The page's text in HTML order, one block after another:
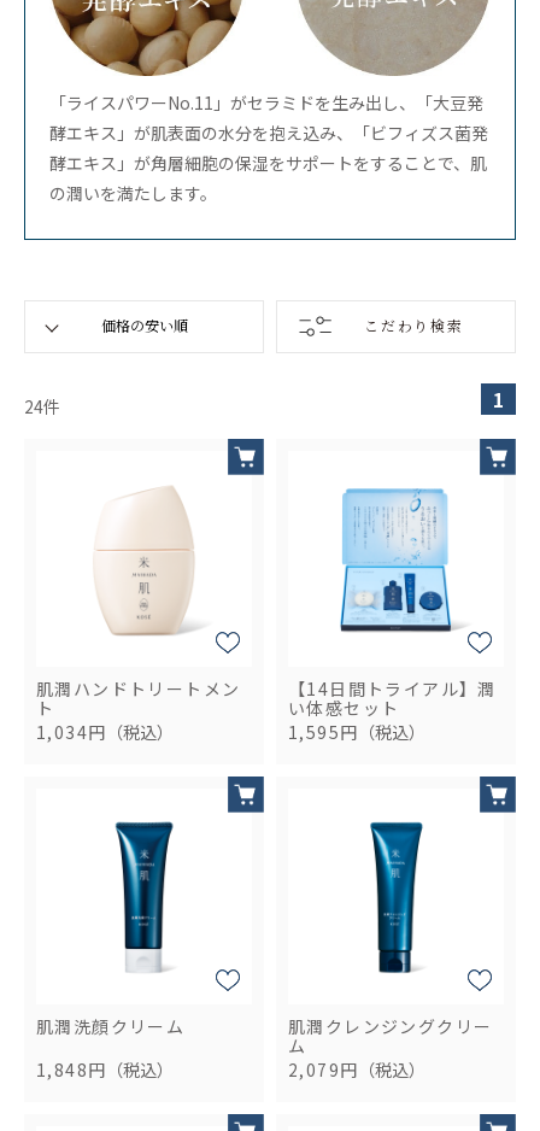
「ライスパワーNo.11」がセラミドを生み出し、「大豆発
酵エキス」が肌表面の水分を抱え込み、「ビフィズス菌発
酵エキス」が角層細胞の保湿をサポートをすることで、肌
の潤いを満たします。
こだわり検索
24件 1
肌潤ハンドトリートメン
ト
1,034円 （税込）
【14日間トライアル】潤
い体感セット
1,595円 （税込）
肌潤洗顔クリーム
1,848円 （税込）
肌潤クレンジングクリー
ム
2,079円 （税込）